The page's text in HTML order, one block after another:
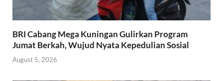
BRI Cabang Mega Kuningan Gulirkan Program
Jumat Berkah, Wujud Nyata Kepedulian Sosial
August 5, 2026